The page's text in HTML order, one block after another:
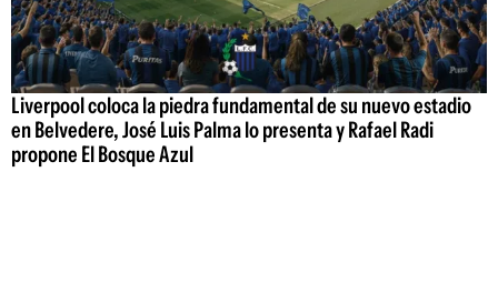
Liverpool coloca la piedra fundamental de su nuevo estadio
en Belvedere, José Luis Palma lo presenta y Rafael Radi
propone El Bosque Azul